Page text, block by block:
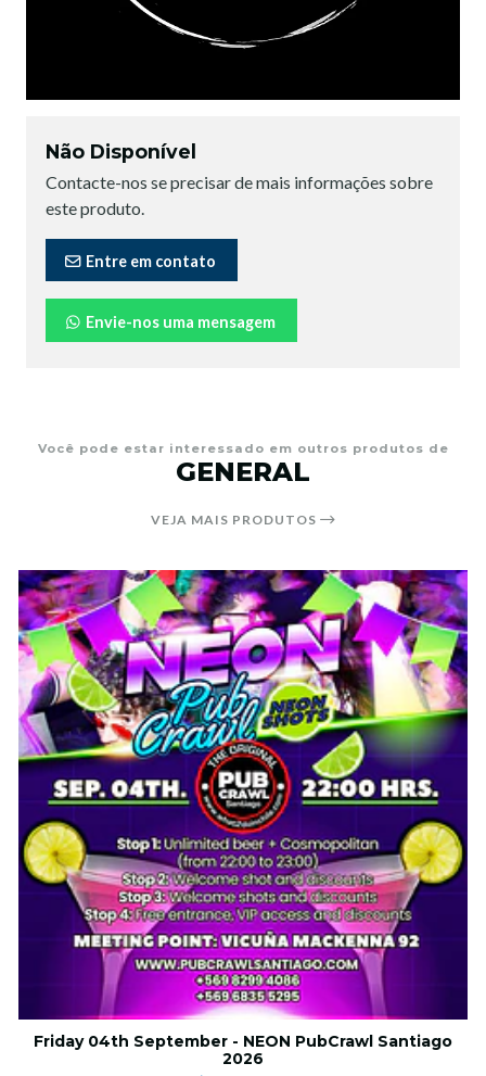
Não Disponível
Contacte-nos se precisar de mais informações sobre
este produto.
Entre em contato
Envie-nos uma mensagem
Você pode estar interessado em outros produtos de
GENERAL
VEJA MAIS PRODUTOS
Friday 04th September - NEON PubCrawl Santiago
2026